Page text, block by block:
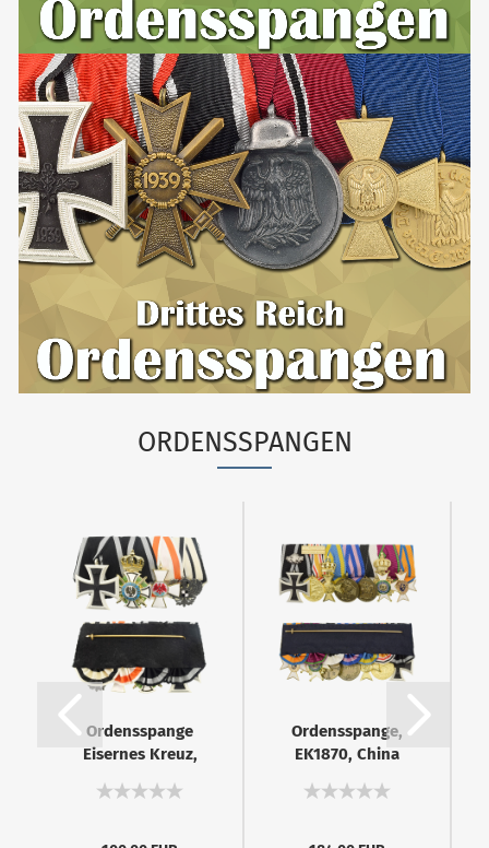
ORDENSSPANGEN
Ordensspange
Eisernes Kreuz,
Hohenzollern,...
Ordensspange,
EK1870, China
Goldenes...